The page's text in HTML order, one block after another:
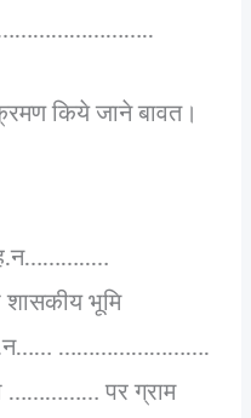
किये जाने बावत।
भूमि
…………………….
…………… पर ग्राम